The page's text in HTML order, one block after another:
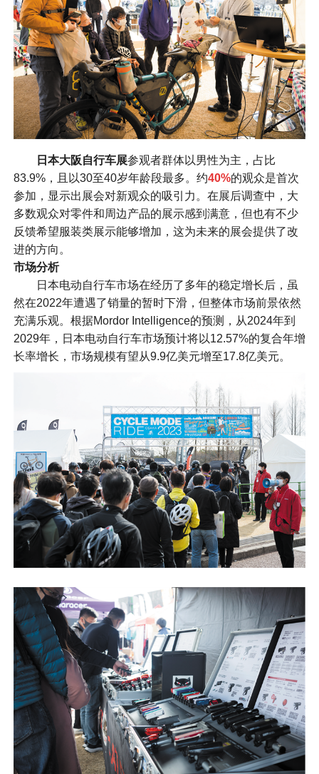
日本大阪自行车展参观者群体以男性为主，占比
83.9%，且以30至40岁年龄段最多。约40%的观众是首次
参加，显示出展会对新观众的吸引力。在展后调查中，大
多数观众对零件和周边产品的展示感到满意，但也有不少
反馈希望服装类展示能够增加，这为未来的展会提供了改
进的方向。
市场分析
日本电动自行车市场在经历了多年的稳定增长后，虽
然在2022年遭遇了销量的暂时下滑，但整体市场前景依然
充满乐观。根据Mordor Intelligence的预测，从2024年到
2029年，日本电动自行车市场预计将以12.57%的复合年增
长率增长，市场规模有望从9.9亿美元增至17.8亿美元。